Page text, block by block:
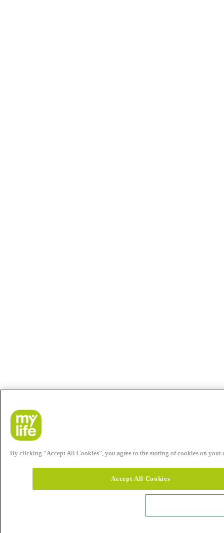
By clicking “Accept All Cookies”, you agree to the storing of cookies on your
Accept All Cookies